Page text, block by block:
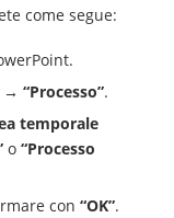
come segue:
“Processo”.
temporale
o “Processo
con “OK”.